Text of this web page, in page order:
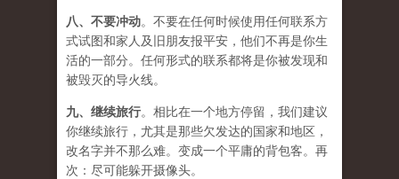
八、 不要冲动。不要在任何时候使用任何联系方
式试图和家人及旧朋友报平安，他们不再是你生
活的一部分。任何形式的联系都将是你被发现和
被毁灭的导火线。
九、 继续旅行。相比在一个地方停留，我们建议
你继续旅行，尤其是那些欠发达的国家和地区，
改名字并不那么难。变成一个平庸的背包客。再
次：尽可能躲开摄像头。